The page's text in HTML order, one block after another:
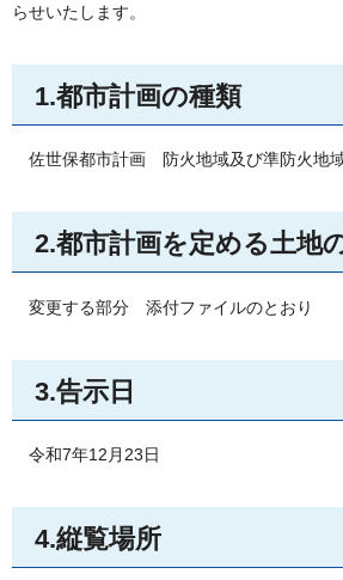
らせいたします。
1.都市計画の種類
佐世保都市計画 防火地域及び準防火地
2.都市計画を定める土地
変更する部分 添付ファイルのとおり
3.告示日
令和7年12月23日
4.縦覧場所